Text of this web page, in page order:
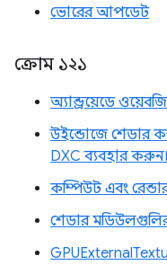
ভোরের আপডেট
ক্রোম ১২১
অ্যান্ড্রয়েডে
উইন্ডোজে শেডার
DXC ব্যবহার করুন।
কম্পিউট এবং
শেডার মডিউলগুলির